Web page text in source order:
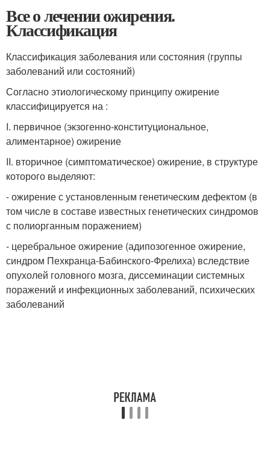
Все о лечении ожирения.
Классификация
Классификация заболевания или состояния (группы
заболеваний или состояний)
Согласно этиологическому принципу ожирение
классифицируется на :
I. первичное (экзогенно-конституциональное,
алиментарное) ожирение
II. вторичное (симптоматическое) ожирение, в структуре
которого выделяют:
- ожирение с установленным генетическим дефектом (в
том числе в составе известных генетических синдромов
с полиорганным поражением)
- церебральное ожирение (адипозогенное ожирение,
синдром Пехкранца-Бабинского-Фрелиха) вследствие
опухолей головного мозга, диссеминации системных
поражений и инфекционных заболеваний, психических
заболеваний